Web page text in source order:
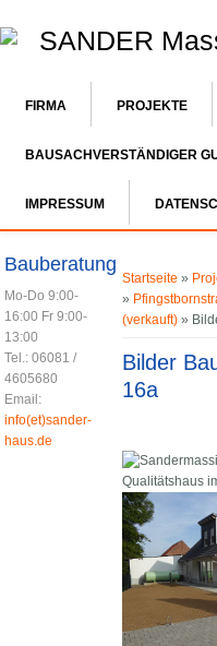
SANDER
FIRMA PROJEKTE
BAUSACHVERSTÄNDIGER
IMPRESSUM
You are
Startseite »
»
(verkauft) »
Bilder
16a
Bauberatung
Mo-Do 9:00-
16:00 Fr 9:00-
13:00
Tel.: 06081 /
4605680
Email:
info(et)sander-
haus.de